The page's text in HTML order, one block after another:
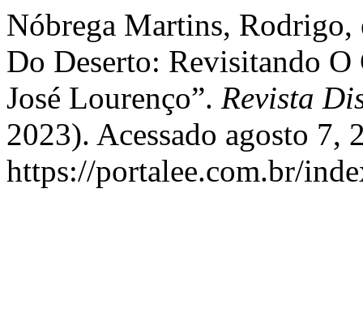
Nóbrega Martins, Rodrigo,
Do Deserto: Revisitando O
José Lourenço”. Revista
2023). Acessado agosto 7,
https://portalee.com.br/